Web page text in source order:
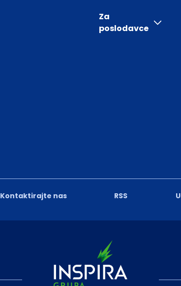
Kontaktirajte nas RSS
Za
poslodavce